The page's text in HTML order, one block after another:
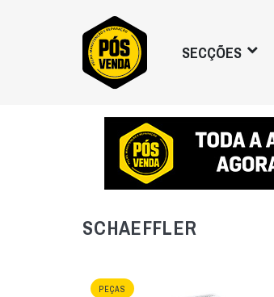
SECÇÕES
SCHAEFFLER
PEÇAS